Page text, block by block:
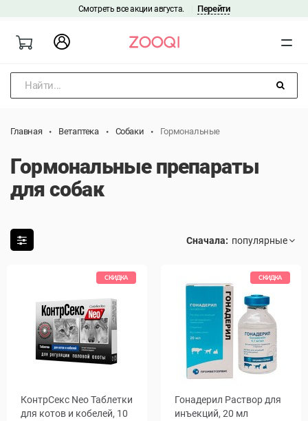
Смотреть все акции августа. Перейти
Найти...
Главная Ветаптека Собаки Гормональные
Гормональные препараты
для собак
Сначала:
СКИДКА
КонтрСекс Neo Таблетки
для котов и кобелей, 10
СКИДКА
Гонадерил Раствор для
инъекций, 20 мл